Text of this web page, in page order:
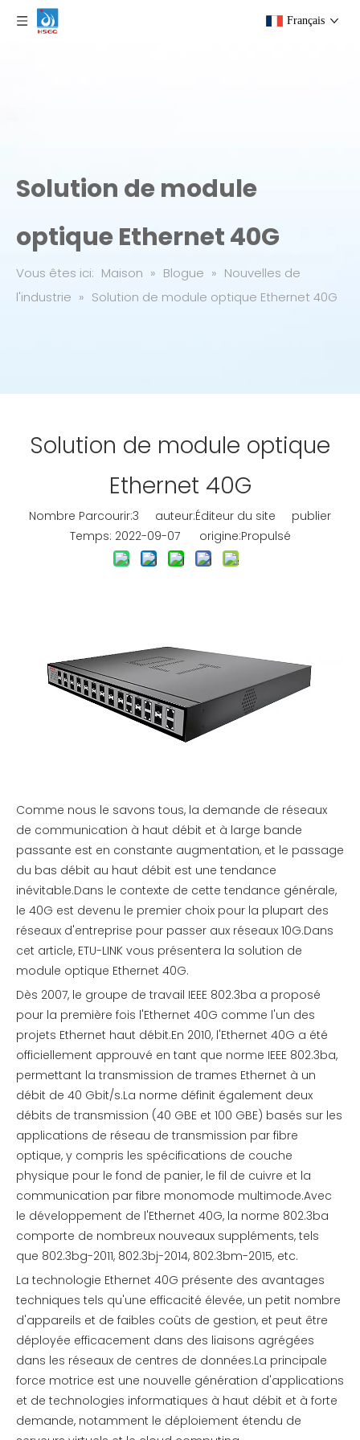
Français
Solution de module
optique Ethernet 40G
Vous êtes ici: Maison » Blogue » Nouvelles de
l'industrie » Solution de module optique Ethernet 40G
Solution de module optique
Ethernet 40G
Nombre Parcourir:3 auteur:Éditeur du site publier
Temps: 2022-09-07 origine:Propulsé
Comme nous le savons tous, la demande de réseaux
de communication à haut débit et à large bande
passante est en constante augmentation, et le passage
du bas débit au haut débit est une tendance
inévitable.Dans le contexte de cette tendance générale,
le 40G est devenu le premier choix pour la plupart des
réseaux d'entreprise pour passer aux réseaux 10G.Dans
cet article, ETU-LINK vous présentera la solution de
module optique Ethernet 40G.
Dès 2007, le groupe de travail IEEE 802.3ba a proposé
pour la première fois l'Ethernet 40G comme l'un des
projets Ethernet haut débit.En 2010, l'Ethernet 40G a été
officiellement approuvé en tant que norme IEEE 802.3ba,
permettant la transmission de trames Ethernet à un
débit de 40 Gbit/s.La norme définit également deux
débits de transmission (40 GBE et 100 GBE) basés sur les
applications de réseau de transmission par fibre
optique, y compris les spécifications de couche
physique pour le fond de panier, le fil de cuivre et la
communication par fibre monomode multimode.Avec
le développement de l'Ethernet 40G, la norme 802.3ba
comporte de nombreux nouveaux suppléments, tels
que 802.3bg-2011, 802.3bj-2014, 802.3bm-2015, etc.
La technologie Ethernet 40G présente des avantages
techniques tels qu'une efficacité élevée, un petit nombre
d'appareils et de faibles coûts de gestion, et peut être
déployée efficacement dans des liaisons agrégées
dans les réseaux de centres de données.La principale
force motrice est une nouvelle génération d'applications
et de technologies informatiques à haut débit et à forte
demande, notamment le déploiement étendu de